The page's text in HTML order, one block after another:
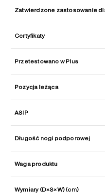
Zatwierdzone zastosowanie
Certyfikaty
Przetestowano w Plus
Pozycja leżąca
ASIP
Długość nogi podporowej
Waga produktu
Wymiary (D×S×W) (cm)